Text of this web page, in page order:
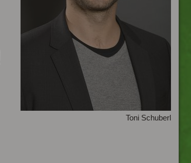
Toni Schuberl